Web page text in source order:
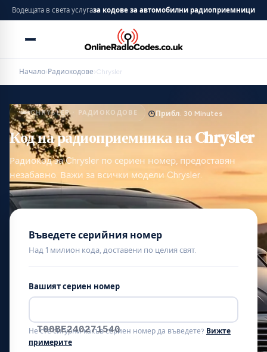
Водещата в света услугаза кодове за автомобилни радиоприемници
Начало› Радиокодове›Chrysler
CHRYSLER · РАДИОКОДОВЕ Прибл. 30 Minutes
Код на радиоприемника на Chrysler
Радиокод за Chrysler по сериен номер, предоставян
незабавно. Важи за всички модели Chrysler.
Въведете серийния номер
Над 1 милион кода, доставени по целия свят.
Вашият сериен номер
T00BE240271540
Не сте сигурни какъв сериен номер да въведете? Вижте
примерите